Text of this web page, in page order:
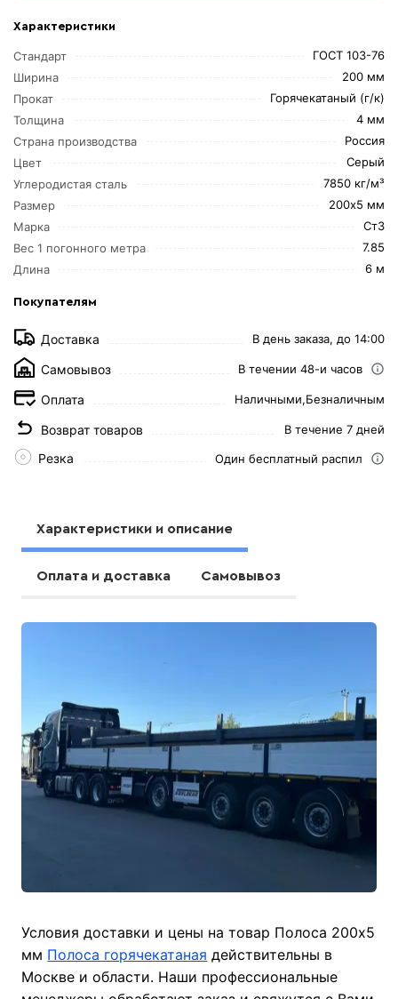
Характеристики
Стандарт
ГОСТ 103-76
Ширина
200 мм
Прокат
Горячекатаный (г/к)
Толщина
4 мм
Страна производства
Россия
Цвет
Серый
Углеродистая сталь
7850 кг/м³
Размер
200х5 мм
Марка
Ст3
Вес 1 погонного метра
7.85
Длина
6 м
Покупателям
Доставка В день заказа, до 14:00
Самовывоз В течении 48-и часов
Оплата Наличными,Безналичным
Возврат товаров В течение 7 дней
Резка Один бесплатный распил
Характеристики и описание
Оплата и доставка Самовывоз
Условия доставки и цены на товар Полоса 200х5
мм Полоса горячекатаная действительны в
Москве и области. Наши профессиональные